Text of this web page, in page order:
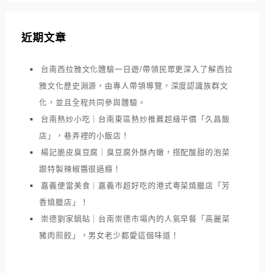
近期文章
台南西拉雅文化體驗一日遊/帶領民眾更深入了解西拉
雅文化歷史淵源，由專人帶領導覽，深度認識族群文
化，並且全程共同參與體驗。
台南熱炒小吃｜台南東區熱炒推薦超級平價「久昌飯
店」，巷弄裡的小飯店！
楊記脆皮臭豆腐｜臭豆腐外酥內嫩，搭配酸甜的泡菜
跟特製辣椒醬很過癮！
嘉義便當美食｜嘉義市超好吃的港式粵菜燒臘店「芳
香燒臘店」！
崇德劉家鍋貼｜台南崇德市場內的人氣早餐「高麗菜
豬肉煎餃」，男女老少都愛這個味道！